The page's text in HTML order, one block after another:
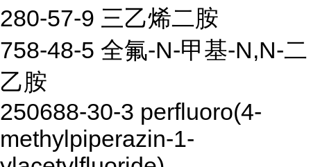
280-57-9 三乙烯二胺
758-48-5 全氟-N-甲基-N,N-二
乙胺
250688-30-3 perfluoro(4-
methylpiperazin-1-